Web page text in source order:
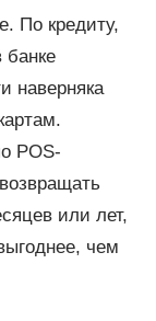
По кредиту,
наверняка
POS-
или лет,
чем